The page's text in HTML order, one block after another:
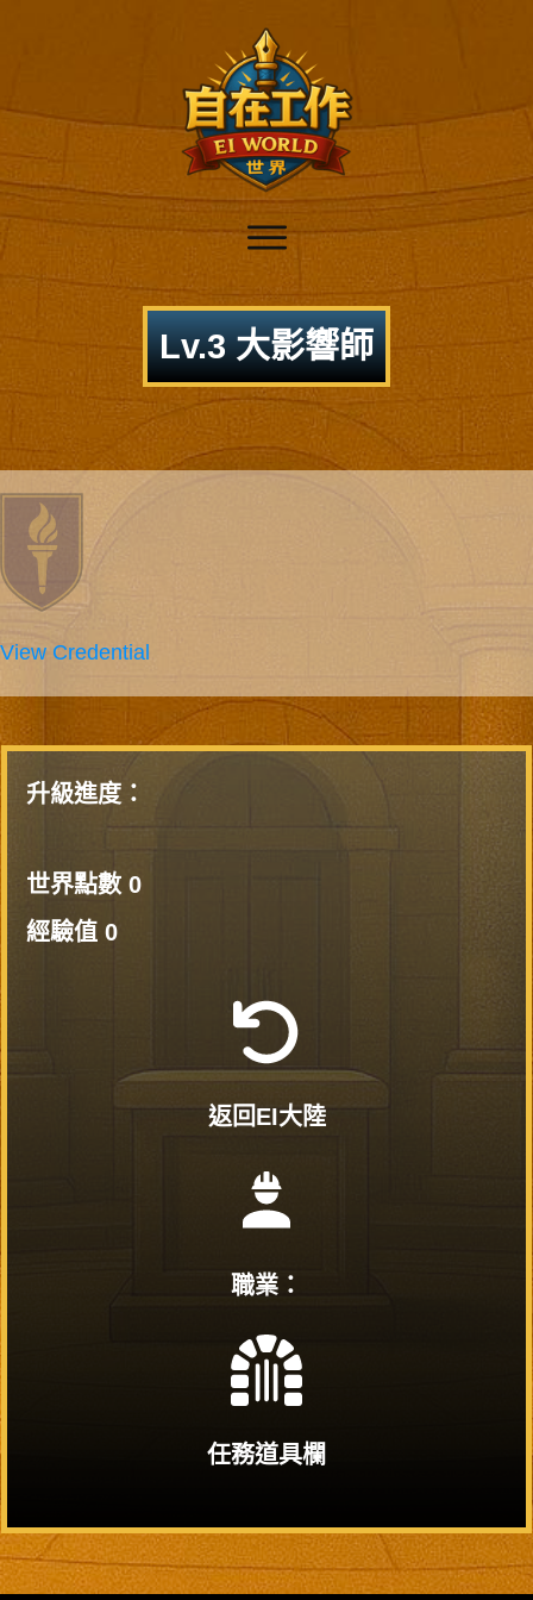
Lv.3 大影響師
View Credential
升級進度：
世界點數 0
經驗值 0
返回EI大陸
職業：
任務道具欄